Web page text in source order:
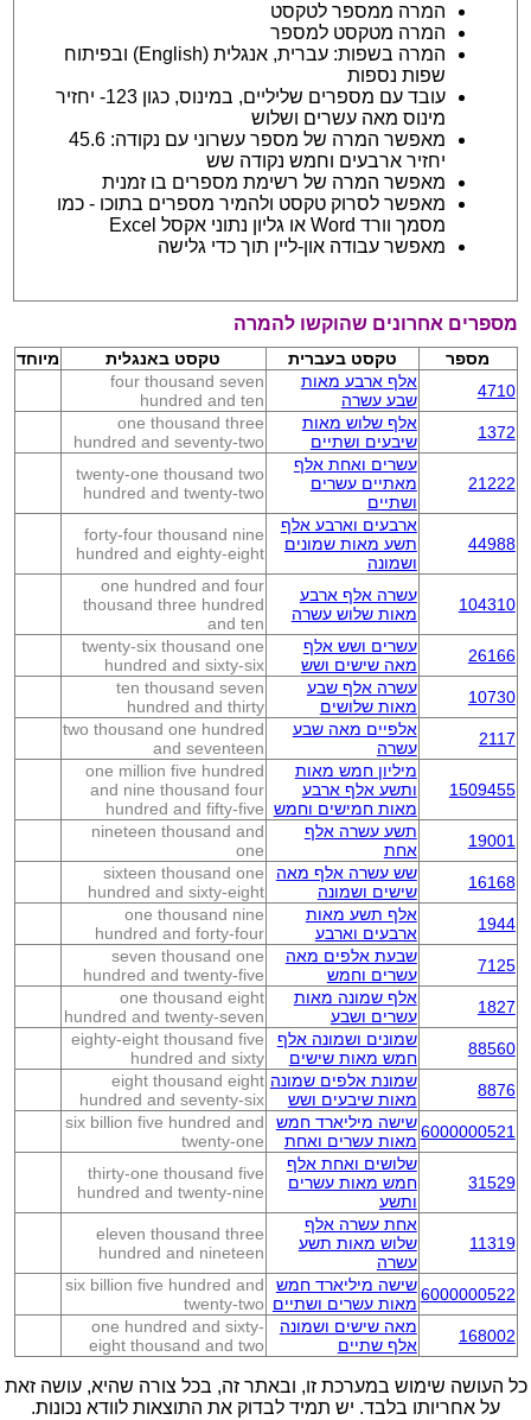
המרה ממספר לטקסט
המרה מטקסט למספר
המרה בשפות: עברית, אנגלית (English) ובפיתוח
שפות נספות
עובד עם מספרים שליליים, במינוס, כגון 123- יחזיר
מינוס מאה עשרים ושלוש
מאפשר המרה של מספר עשרוני עם נקודה: 45.6
יחזיר ארבעים וחמש נקודה שש
מאפשר המרה של רשימת מספרים בו זמנית
מאפשר לסרוק טקסט ולהמיר מספרים בתוכו - כמו
מסמך וורד Word או גליון נתוני אקסל Excel
מאפשר עבודה און-ליין תוך כדי גלישה
מספרים אחרונים שהוקשו להמרה
מספר טקסט בעברית טקסט באנגלית
מיוחד
4710
אלף ארבע מאות
שבע עשרה
four thousand seven
hundred and ten
1372
אלף שלוש מאות
שיבעים ושתיים
one thousand three
hundred and seventy-two
21222
עשרים ואחת אלף
מאתיים עשרים
ושתיים
twenty-one thousand two
hundred and twenty-two
44988
ארבעים וארבע אלף
תשע מאות שמונים
ושמונה
forty-four thousand nine
hundred and eighty-eight
104310
עשרה אלף ארבע
מאות שלוש עשרה
one hundred and four
thousand three hundred
and ten
26166
עשרים ושש אלף
מאה שישים ושש
twenty-six thousand one
hundred and sixty-six
10730
עשרה אלף שבע
מאות שלושים
ten thousand seven
hundred and thirty
2117
אלפיים מאה שבע
עשרה
two thousand one hundred
and seventeen
1509455
מיליון חמש מאות
ותשע אלף ארבע
מאות חמישים וחמש
one million five hundred
and nine thousand four
hundred and fifty-five
19001
תשע עשרה אלף
אחת
nineteen thousand and
one
16168
שש עשרה אלף מאה
שישים ושמונה
sixteen thousand one
hundred and sixty-eight
1944
אלף תשע מאות
ארבעים וארבע
one thousand nine
hundred and forty-four
7125
שבעת אלפים מאה
עשרים וחמש
seven thousand one
hundred and twenty-five
1827
אלף שמונה מאות
עשרים ושבע
one thousand eight
hundred and twenty-seven
88560
שמונים ושמונה אלף
חמש מאות שישים
eighty-eight thousand five
hundred and sixty
8876
שמונת אלפים שמונה
מאות שיבעים ושש
eight thousand eight
hundred and seventy-six
6000000521 שישה מיליארד חמש
מאות עשרים ואחת
six billion five hundred and
twenty-one
31529
שלושים ואחת אלף
חמש מאות עשרים
ותשע
thirty-one thousand five
hundred and twenty-nine
11319
אחת עשרה אלף
שלוש מאות תשע
עשרה
eleven thousand three
hundred and nineteen
6000000522 שישה מיליארד חמש
מאות עשרים ושתיים
six billion five hundred and
twenty-two
168002
מאה שישים ושמונה
אלף שתיים
one hundred and sixty-
eight thousand and two
כל העושה שימוש במערכת זו, ובאתר זה, בכל צורה שהיא, עושה זאת
על אחריותו בלבד. יש תמיד לבדוק את התוצאות לוודא נכונות.